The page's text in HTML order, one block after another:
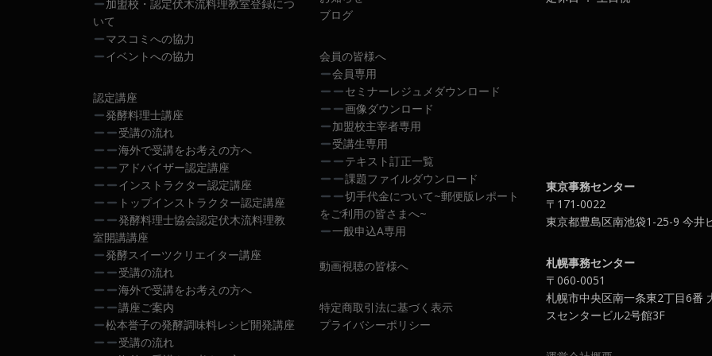
加盟校・認定伏木流料理教室登録につ
いて
マスコミへの協力
イベントへの協力
認定講座
発酵料理士講座
受講の流れ
海外で受講をお考えの方へ
アドバイザー認定講座
インストラクター認定講座
トップインストラクター認定講座
発酵料理士協会認定伏木流料理教
室開講講座
発酵スイーツクリエイター講座
受講の流れ
海外で受講をお考えの方へ
講座ご案内
松本誉子の発酵調味料レシピ開発講座
受講の流れ
ブログ
会員の皆様へ
会員専用
セミナーレジュメダウンロード
画像ダウンロード
加盟校主宰者専用
受講生専用
テキスト訂正一覧
課題ファイルダウンロード
切手代金について~郵便版レポート
をご利用の皆さまへ~
一般申込A専用
動画視聴の皆様へ
特定商取引法に基づく表示
プライバシーポリシー
東京事務センター
〒171-0022
東京都豊島区南池袋1-25-9 今井
札幌事務センター
〒060-0051
札幌市中央区南一条東2丁目6番
スセンタービル2号館3F